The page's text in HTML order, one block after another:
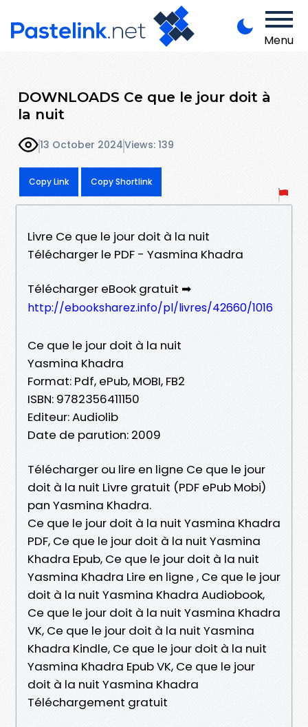
Menu
DOWNLOADS Ce que le jour doit à
la nuit
13 October 2024Views: 139
Copy Link Copy Shortlink
Livre Ce que le jour doit à la nuit
Télécharger le PDF - Yasmina Khadra
Télécharger eBook gratuit ➡
http://ebooksharez.info/pl/livres/42660/1016
Ce que le jour doit à la nuit
Yasmina Khadra
Format: Pdf, ePub, MOBI, FB2
ISBN: 9782356411150
Editeur: Audiolib
Date de parution: 2009
Télécharger ou lire en ligne Ce que le jour
doit à la nuit Livre gratuit (PDF ePub Mobi)
pan Yasmina Khadra.
Ce que le jour doit à la nuit Yasmina Khadra
PDF, Ce que le jour doit à la nuit Yasmina
Khadra Epub, Ce que le jour doit à la nuit
Yasmina Khadra Lire en ligne , Ce que le jour
doit à la nuit Yasmina Khadra Audiobook,
Ce que le jour doit à la nuit Yasmina Khadra
VK, Ce que le jour doit à la nuit Yasmina
Khadra Kindle, Ce que le jour doit à la nuit
Yasmina Khadra Epub VK, Ce que le jour
doit à la nuit Yasmina Khadra
Téléchargement gratuit